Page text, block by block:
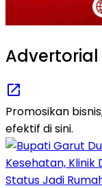
Advertorial
Promosikan
efektif di sini.